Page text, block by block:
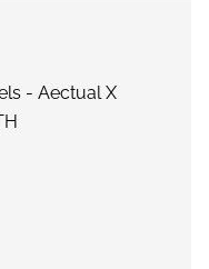
- Aectual X